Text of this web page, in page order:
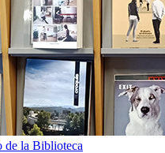
de la Biblioteca